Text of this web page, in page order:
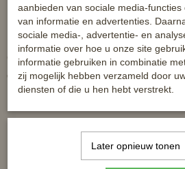
HB oornetje - Color met strass -
diverse kleuren en maten
€ 14,95
HB
€
aanbieden van sociale media-
van informatie en advertenties.
sociale media-, advertentie- en
informatie over hoe u onze site
informatie gebruiken in combinatie
zij mogelijk hebben verzameld door
diensten of die u hen hebt verstrekt.
Later opnieuw tonen